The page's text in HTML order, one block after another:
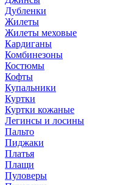
Дубленки
Жилеты
Жилеты меховые
Кардиганы
Комбинезоны
Костюмы
Кофты
Купальники
Куртки
Куртки кожаные
Легинсы и лосины
Пальто
Пиджаки
Платья
Плащи
Пуловеры